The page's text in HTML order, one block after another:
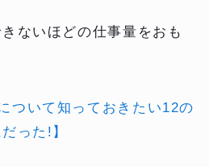
ないほどの仕事量をおも
ついて知っておきたい12の
った!】